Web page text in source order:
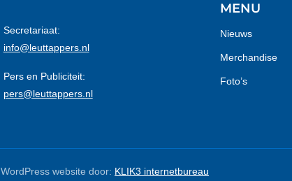
Secretariaat:
info@leuttappers.nl
Pers en Publiciteit:
pers@leuttappers.nl
MENU
Nieuws
Merchandise
Foto’s
WordPress website door: KLIK3 internetbureau